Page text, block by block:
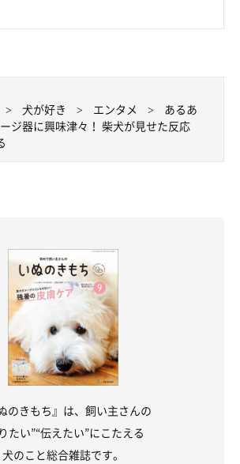
犬が好き エンタメ
あるあ
ジ器に興味津々！ 柴犬が見せた反応
のきもち』は、飼い主さんの
たい”“伝えたい”にこたえる
犬のこと総合雑誌です。